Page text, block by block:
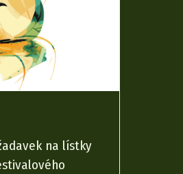
na lístky